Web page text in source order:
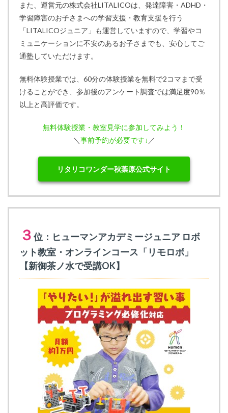
また、運営元の株式会社LITALICOは、発達障害・ADHD・
学習障害のお子さまへの学習支援・教育支援を行う
「LITALICOジュニア」も運営していますので、学習やコ
ミュニケーションに不安のあるお子さまでも、安心してご
通塾していただけます。
無料体験授業では、60分の体験授業を無料で2コマまで受
けることができ、参加後のアンケート調査では満足度90％
以上と高評価です。
無料体験授業・教室見学に参加してみよう！
＼ 事前予約が必要です↓ ／
リタリコワンダー秋葉原公式サイト
３ 位：ヒューマンアカデミージュニア ロボ
ット教室・オンラインコース「リモロボ」
【新御茶ノ水で受講OK】